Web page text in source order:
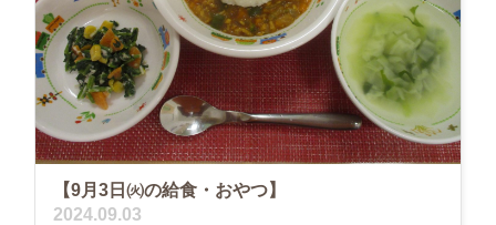
【9月3日㈫の給食・おやつ】
2024.09.03